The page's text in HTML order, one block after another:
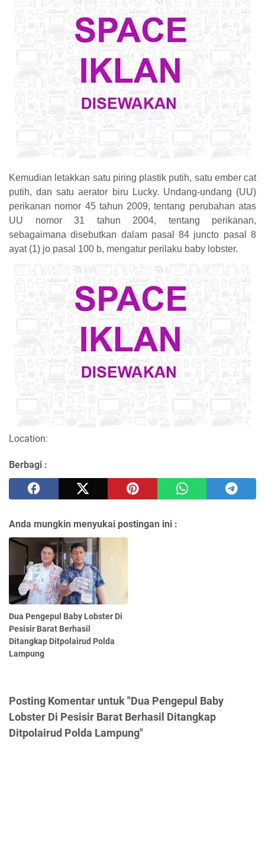
Kemudian letakkan satu piring plastik putih, satu ember cat
putih, dan satu aerator biru Lucky. Undang-undang (UU)
perikanan nomor 45 tahun 2009, tentang perubahan atas
UU nomor 31 tahun 2004, tentang perikanan,
sebagaimana disebutkan dalam pasal 84 juncto pasal 8
ayat (1) jo pasal 100 b, mengatur perilaku baby lobster.
Location:
Berbagi :
Anda mungkin menyukai postingan ini :
Dua Pengepul Baby Lobster Di
Pesisir Barat Berhasil
Ditangkap Ditpolairud Polda
Lampung
Posting Komentar untuk "Dua Pengepul Baby
Lobster Di Pesisir Barat Berhasil Ditangkap
Ditpolairud Polda Lampung"